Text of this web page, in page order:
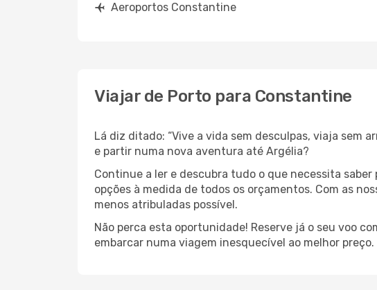
Aeroportos Constantine
Viajar de Porto para Constantine
Lá diz ditado: “Vive a vida sem desculpas, viaja sem
e partir numa nova aventura até Argélia?
Continue a ler e descubra tudo o que necessita
opções à medida de todos os orçamentos. Com as
menos atribuladas possível.
Não perca esta oportunidade! Reserve já o seu voo
embarcar numa viagem inesquecível ao melhor preço.